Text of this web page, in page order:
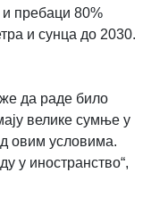
пребаци 80%
и сунца до 2030.
да раде било
велике сумње у
овим условима.
у иностранство“,